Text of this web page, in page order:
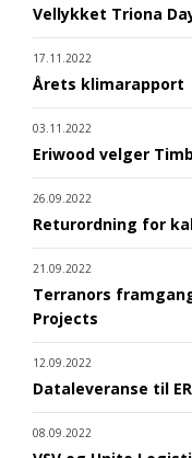
Vellykket Triona
17.11.2022
Årets klimarapport
03.11.2022
Eriwood velger
26.09.2022
Returordning for
21.09.2022
Terranors
Projects
12.09.2022
Dataleveranse til
08.09.2022